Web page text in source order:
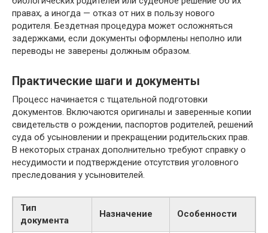
правах, а иногда — отказ от них в пользу нового
родителя. Бездетная процедура может осложняться
задержками, если документы оформлены неполно или
переводы не заверены должным образом.
Практические шаги и документы
Процесс начинается с тщательной подготовки
документов. Включаются оригиналы и заверенные копии
свидетельств о рождении, паспортов родителей, решений
суда об усыновлении и прекращении родительских прав.
В некоторых странах дополнительно требуют справку о
несудимости и подтверждение отсутствия уголовного
преследования у усыновителей.
Тип
документа
Назначение Особенности